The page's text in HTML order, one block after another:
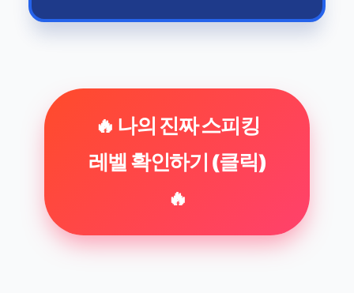
🔥 나의 진짜 스피킹
레벨 확인하기 (클릭)
🔥